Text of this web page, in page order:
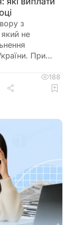
з
не
При
що
за
може бути
188